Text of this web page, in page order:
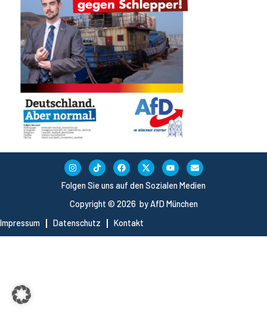
Copyright © 2026 by AfD München
Impressum
Datenschutz Kontakt
Folgen Sie uns auf den Sozialen Medien